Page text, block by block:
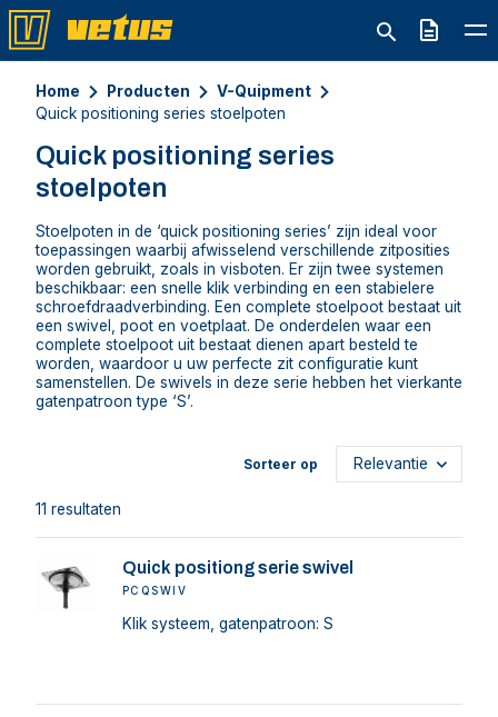
Offerte
Home Producten
V-Quipment
Quick positioning series stoelpoten
Quick positioning series
stoelpoten
Stoelpoten in de ‘quick positioning series’ zijn ideal voor
toepassingen waarbij afwisselend verschillende zitposities
worden gebruikt, zoals in visboten. Er zijn twee systemen
beschikbaar: een snelle klik verbinding en een stabielere
schroefdraadverbinding. Een complete stoelpoot bestaat uit
een swivel, poot en voetplaat. De onderdelen waar een
complete stoelpoot uit bestaat dienen apart besteld te
worden, waardoor u uw perfecte zit configuratie kunt
samenstellen. De swivels in deze serie hebben het vierkante
gatenpatroon type ‘S’.
11 resultaten
Sorteer op
Quick positiong serie swivel
PCQSWIV
Klik systeem, gatenpatroon: S